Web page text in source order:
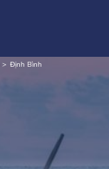
Định Bình